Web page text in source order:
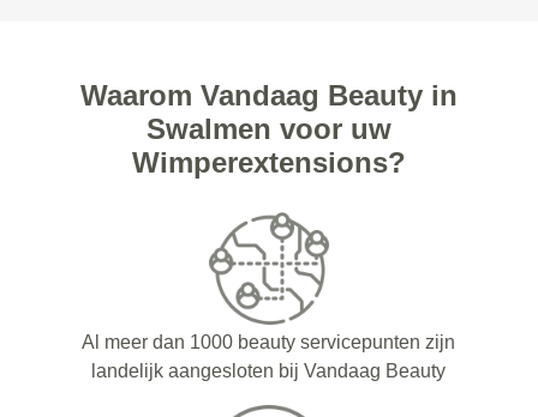
Waarom Vandaag Beauty in
Swalmen voor uw
Wimperextensions?
Al meer dan 1000 beauty servicepunten zijn
landelijk aangesloten bij Vandaag Beauty